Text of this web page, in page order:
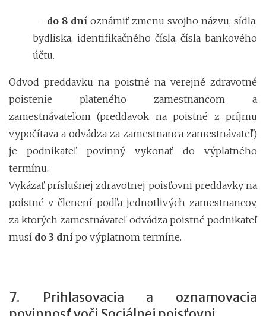
- do 8 dní oznámiť zmenu svojho názvu, sídla,
bydliska, identifikačného čísla, čísla bankového
účtu.
Odvod preddavku na poistné na verejné zdravotné
poistenie plateného zamestnancom a
zamestnávateľom (preddavok na poistné z príjmu
vypočítava a odvádza za zamestnanca zamestnávateľ)
je podnikateľ povinný vykonať do výplatného
termínu.
Vykázať príslušnej zdravotnej poisťovni preddavky na
poistné v členení podľa jednotlivých zamestnancov,
za ktorých zamestnávateľ odvádza poistné podnikateľ
musí do 3 dní po výplatnom termíne.
7. Prihlasovacia a oznamovacia